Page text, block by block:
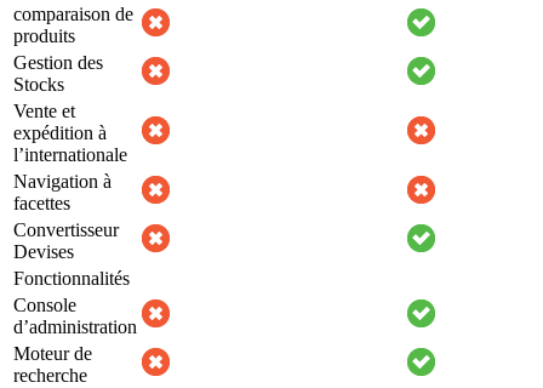
comparaison de
produits
Gestion des
Stocks
Vente et
expédition à
l’internationale
Navigation à
facettes
Convertisseur
Devises
Fonctionnalités
Console
d’administration
Moteur de
recherche